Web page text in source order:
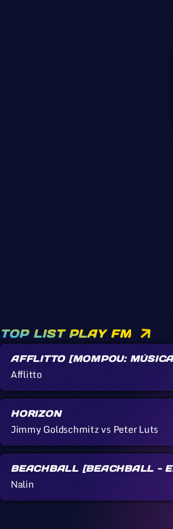
TOP LIST PLAY FM
AFFLITTO [MOMPOU:
CALLADA]
Afflitto
HORIZON
Jimmy Goldschmitz vs Peter Luts
BEACHBALL [BEACHBALL -
Nalin